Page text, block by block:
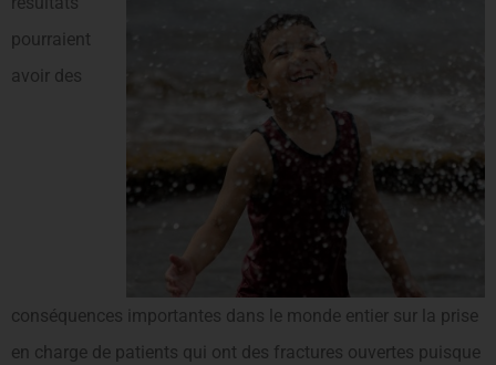
pourraient
avoir des
conséquences importantes dans le monde entier sur la prise
en charge de patients qui ont des fractures ouvertes puisque